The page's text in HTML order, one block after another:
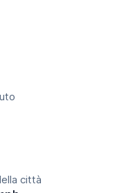
città